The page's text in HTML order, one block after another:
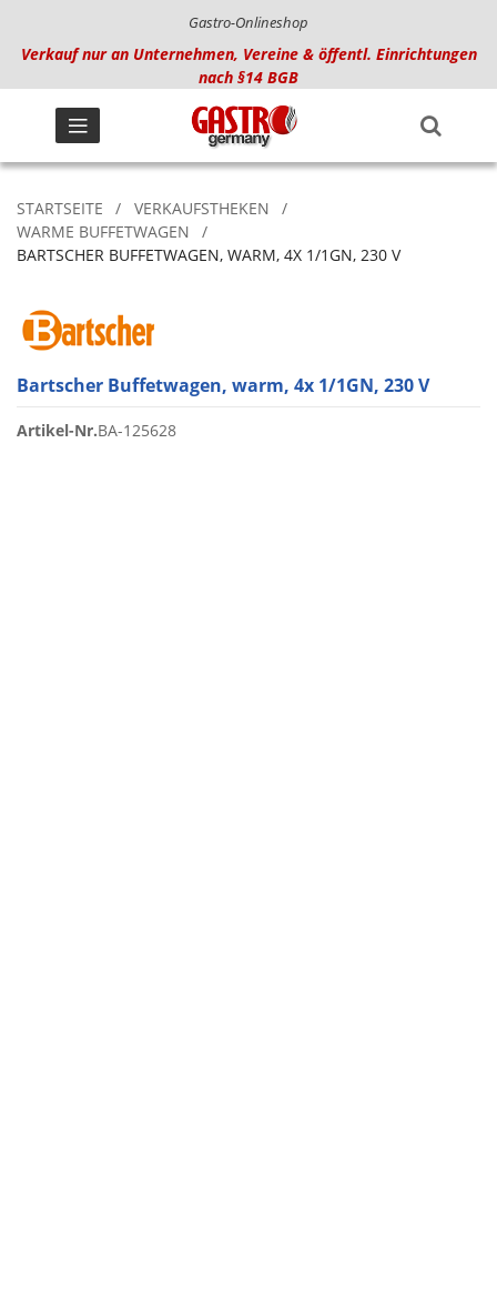
Gastro-Onlineshop
Verkauf nur an Unternehmen, Vereine & öffentl. Einrichtungen
nach §14 BGB
STARTSEITE
VERKAUFSTHEKEN
WARME BUFFETWAGEN
BARTSCHER BUFFETWAGEN, WARM, 4X 1/1GN, 230 V
Bartscher Buffetwagen, warm, 4x 1/1GN, 230 V
Artikel-Nr.BA-125628